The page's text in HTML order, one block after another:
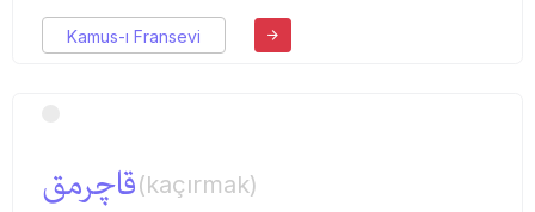
Kamus-ı Fransevi
قاچرمق(kaçırmak)